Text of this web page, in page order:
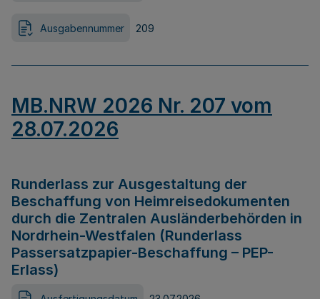
Ausgabennummer 209
MB.NRW 2026 Nr. 207 vom
28.07.2026
Runderlass zur Ausgestaltung der
Beschaffung von Heimreisedokumenten
durch die Zentralen Ausländerbehörden in
Nordrhein-Westfalen (Runderlass
Passersatzpapier-Beschaffung – PEP-
Erlass)